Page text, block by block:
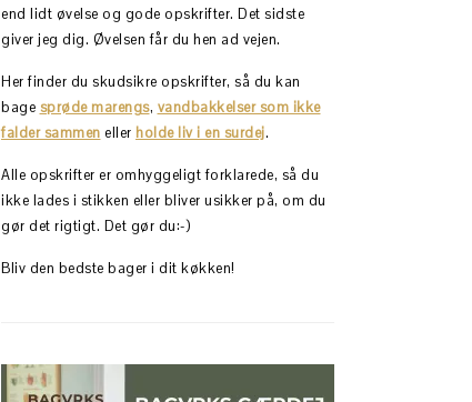
end lidt øvelse og gode opskrifter. Det sidste
giver jeg dig. Øvelsen får du hen ad vejen.
Her finder du skudsikre opskrifter, så du kan
bage sprøde marengs, vandbakkelser som ikke
falder sammen eller holde liv i en surdej.
Alle opskrifter er omhyggeligt forklarede, så du
ikke lades i stikken eller bliver usikker på, om du
gør det rigtigt. Det gør du:-)
Bliv den bedste bager i dit køkken!